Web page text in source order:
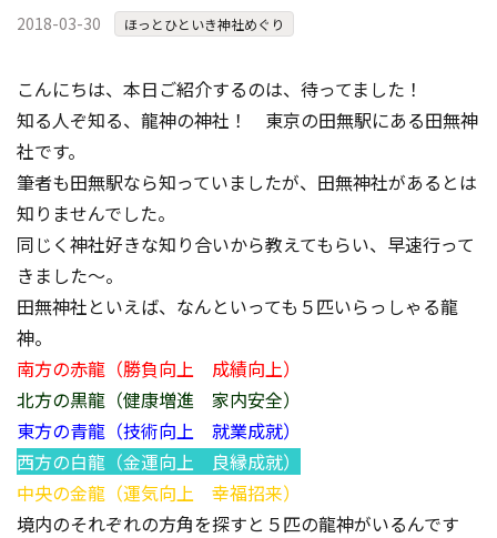
2018-03-30 ほっとひといき神社めぐり
こんにちは、本日ご紹介するのは、待ってました！
知る人ぞ知る、龍神の神社！ 東京の田無駅にある田無神
社です。
筆者も田無駅なら知っていましたが、田無神社があるとは
知りませんでした。
同じく神社好きな知り合いから教えてもらい、早速行って
きました～。
田無神社といえば、なんといっても５匹いらっしゃる龍
神。
南方の赤龍（勝負向上 成績向上）
北方の黒龍（健康増進 家内安全）
東方の青龍（技術向上 就業成就）
西方の白龍（金運向上 良縁成就）
中央の金龍（運気向上 幸福招来）
境内のそれぞれの方角を探すと５匹の龍神がいるんです